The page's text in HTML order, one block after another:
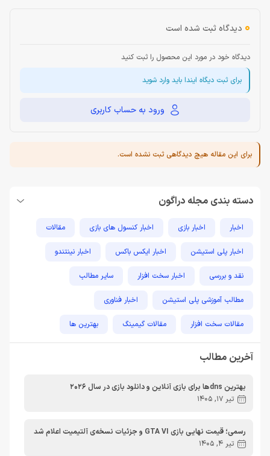
0 دیدگاه ثبت شده است
دیدگاه خود در مورد این محصول را ثبت کنید
برای ثبت دیگاه ایندا باید وارد شوید
ورود به حساب کاربری
برای این مقاله هیچ دیدگاهی ثبت نشده است.
دسته بندی مجله دراگون
اخبار اخبار بازی اخبار کنسول های بازی مقالات
اخبار پلی استیشن اخبار ایکس باکس اخبار نینتندو
نقد و بررسی اخبار سخت افزار سایر مطالب
مطالب آموزشی پلی استیشن اخبار فناوری
مقالات سخت افزار مقالات گیمینگ بهترین ها
مطالب آموزشی ایکس باکس
آخرین مطالب
بهترین dnsها برای بازی آنلاین و دانلود بازی در سال 2026
تیر 17, 1405
رسمی؛ قیمت نهایی بازی GTA VI و جزئیات نسخه‌ی آلتیمیت اعلام شد
تیر 4, 1405